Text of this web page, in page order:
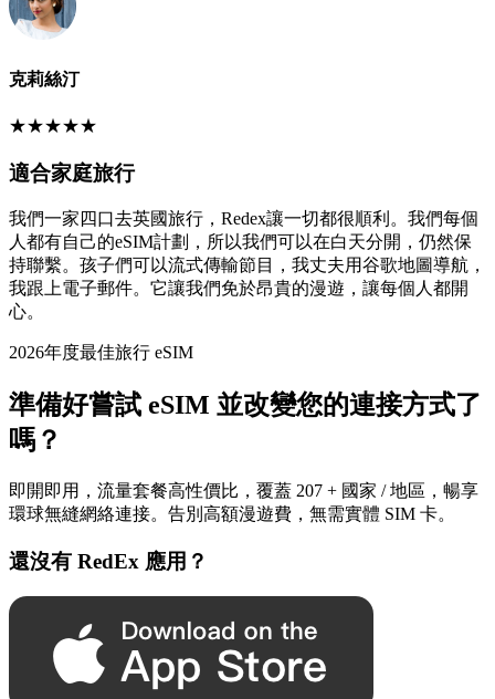
克莉絲汀
★★★★★
適合家庭旅行
我們一家四口去英國旅行，Redex讓一切都很順利。我們每個
人都有自己的eSIM計劃，所以我們可以在白天分開，仍然保
持聯繫。孩子們可以流式傳輸節目，我丈夫用谷歌地圖導航，
我跟上電子郵件。它讓我們免於昂貴的漫遊，讓每個人都開
心。
2026年度最佳旅行 eSIM
準備好嘗試 eSIM 並改變您的連接方式了
嗎？
即開即用，流量套餐高性價比，覆蓋 207 + 國家 / 地區，暢享
環球無縫網絡連接。告別高額漫遊費，無需實體 SIM 卡。
還沒有 RedEx 應用？